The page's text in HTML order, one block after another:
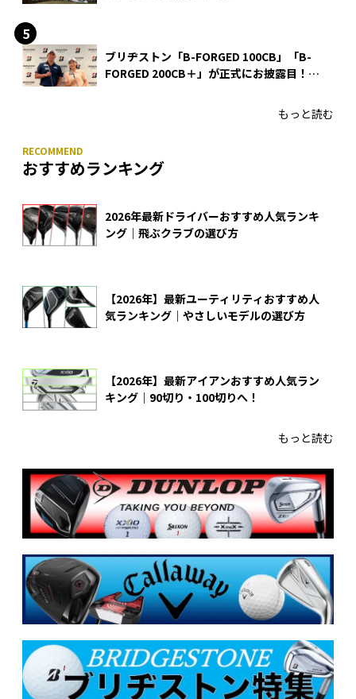
ブリヂストン「B-FORGED 100CB」「B-
FORGED 200CB＋」が正式にお披露目！
もっと読む
おすすめランキング
2026年最新ドライバーおすすめ人気ランキ
ング｜飛ぶクラブの選び方
【2026年】最新ユーティリティおすすめ人
気ランキング｜やさしいモデルの選び方
【2026年】最新アイアンおすすめ人気ラン
キング｜90切り・100切りへ！
もっと読む